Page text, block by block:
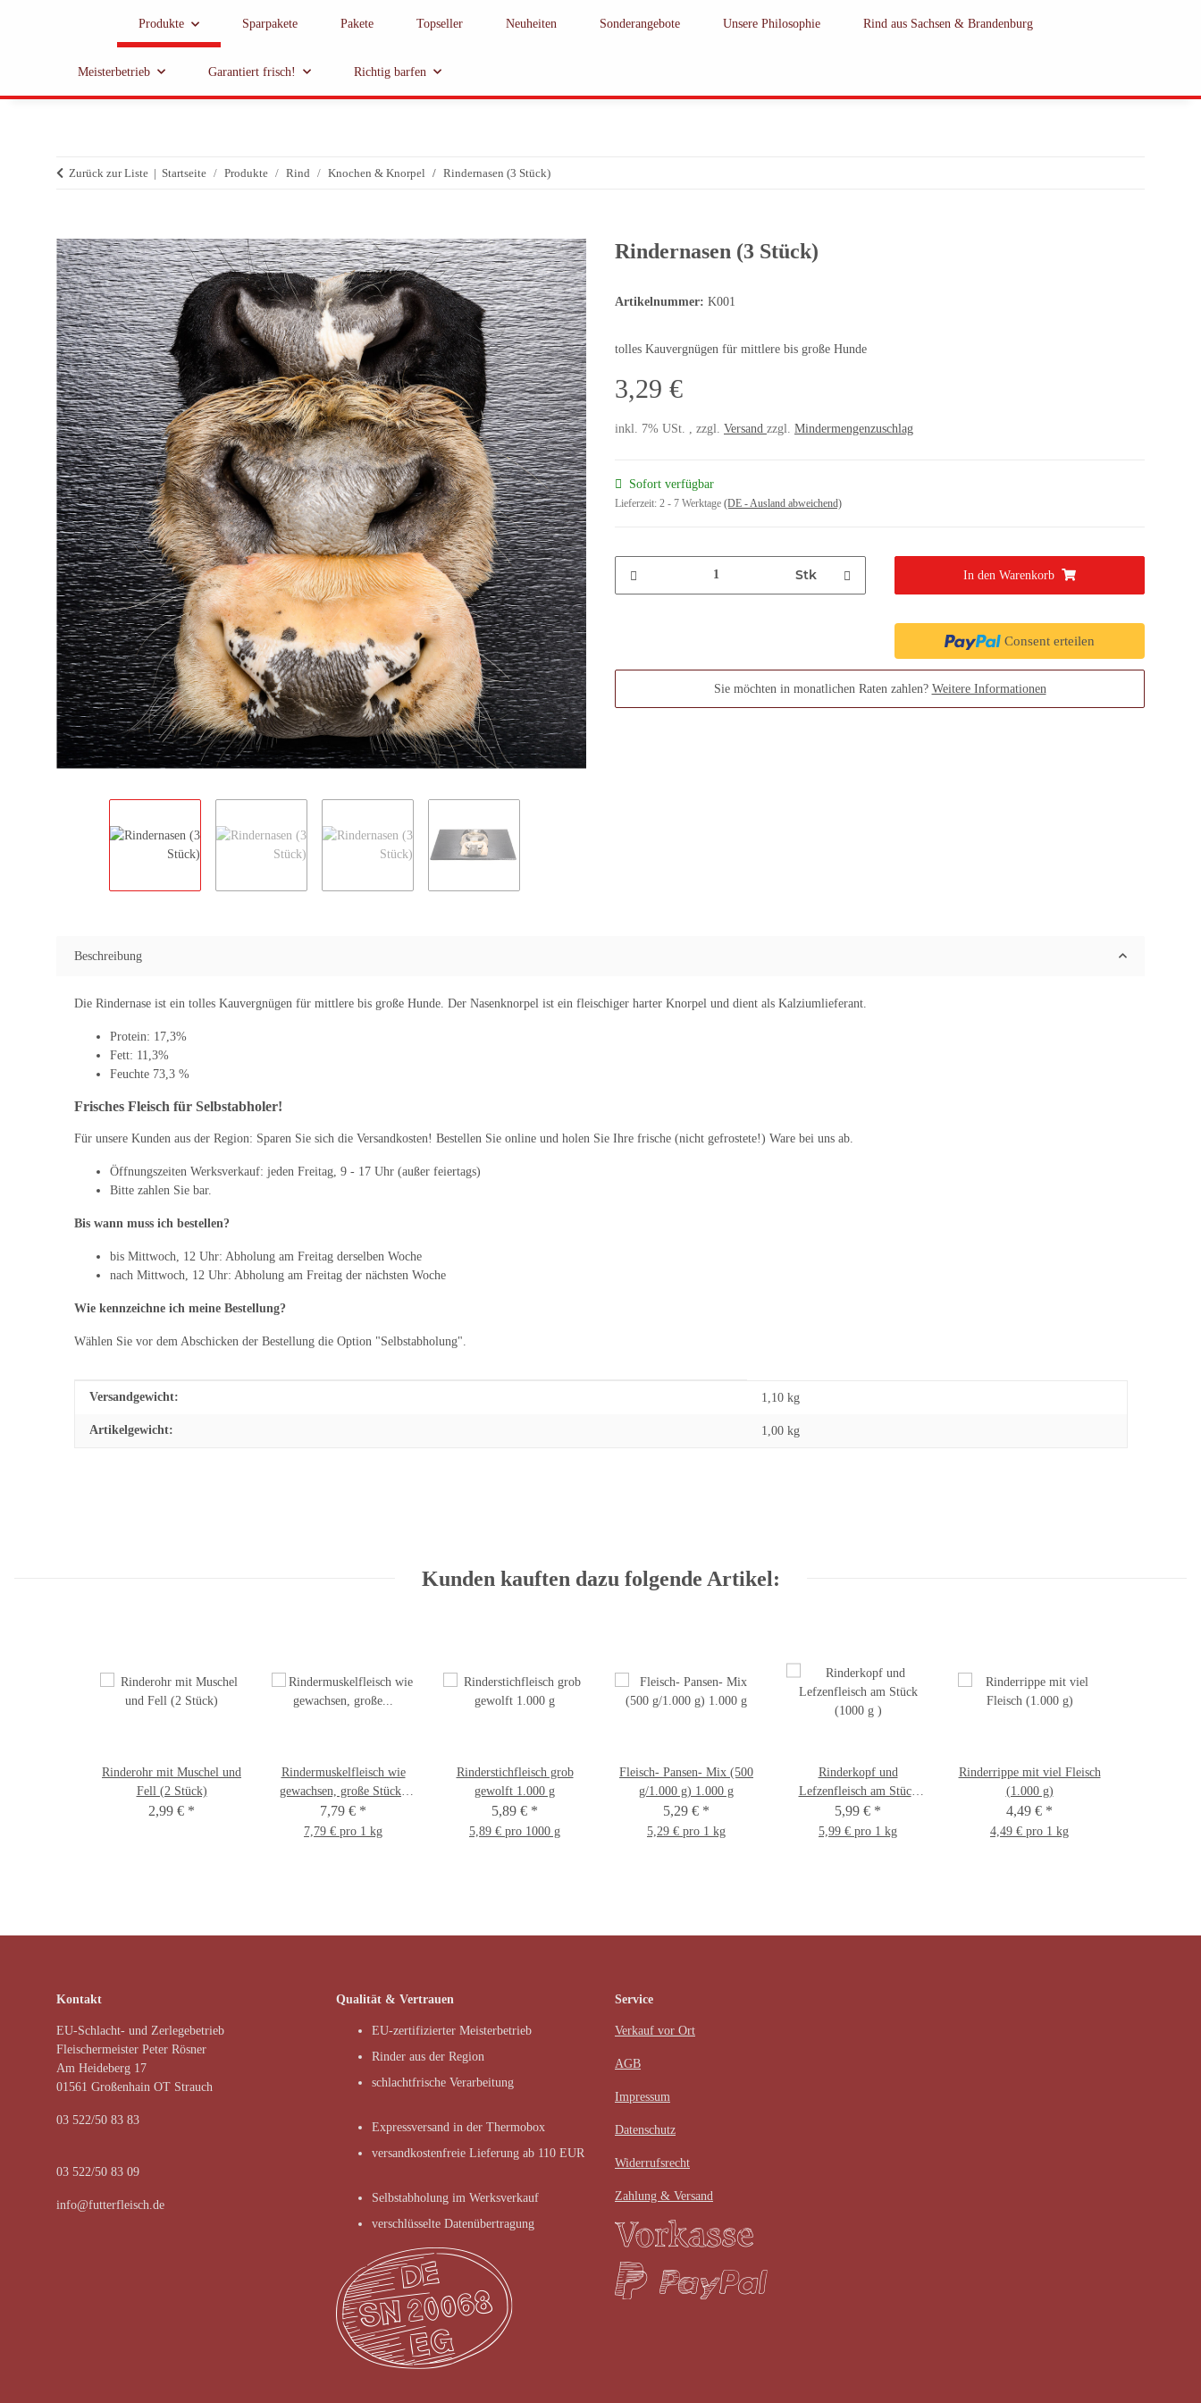
Produkte Sparpakete Pakete Topseller Neuheiten Sonderangebote Unsere Philosophie Rind aus Sachsen & Brandenburg
Meisterbetrieb Garantiert frisch! Richtig barfen
Zurück zur Liste Startseite Produkte Rind Knochen & Knorpel Rindernasen (3 Stück)
Rindernasen (3 Stück)
Artikelnummer: K001
tolles Kauvergnügen für mittlere bis große Hunde
3,29 €
inkl. 7% USt. , zzgl. Versand zzgl. Mindermengenzuschlag
Sofort verfügbar
Lieferzeit: 2 - 7 Werktage (DE - Ausland abweichend)
Stk In den Warenkorb
Consent erteilen
Sie möchten in monatlichen Raten zahlen? Weitere Informationen
Beschreibung
Die Rindernase ist ein tolles Kauvergnügen für mittlere bis große Hunde. Der Nasenknorpel ist ein fleischiger harter Knorpel und dient als Kalziumlieferant.
Protein: 17,3%
Fett: 11,3%
Feuchte 73,3 %
Frisches Fleisch für Selbstabholer!
Für unsere Kunden aus der Region: Sparen Sie sich die Versandkosten! Bestellen Sie online und holen Sie Ihre frische (nicht gefrostete!) Ware bei uns ab.
Öffnungszeiten Werksverkauf: jeden Freitag, 9 - 17 Uhr (außer feiertags)
Bitte zahlen Sie bar.
Bis wann muss ich bestellen?
bis Mittwoch, 12 Uhr: Abholung am Freitag derselben Woche
nach Mittwoch, 12 Uhr: Abholung am Freitag der nächsten Woche
Wie kennzeichne ich meine Bestellung?
Wählen Sie vor dem Abschicken der Bestellung die Option "Selbstabholung".
Produkteigenschaft
Wert
Versandgewicht: 1,10 kg
Artikelgewicht: 1,00 kg
Kunden kauften dazu folgende Artikel:
Rinderohr mit Muschel und
Fell (2 Stück)
2,99 € *
Rindermuskelfleisch wie
gewachsen, große Stücke
(500 g/ 1.000 g) 1.000 g
7,79 € *
7,79 € pro 1 kg
Rinderstichfleisch grob
gewolft 1.000 g
5,89 € *
5,89 € pro 1000 g
Fleisch- Pansen- Mix (500
g/1.000 g) 1.000 g
5,29 € *
5,29 € pro 1 kg
Rinderkopf und
Lefzenfleisch am Stück
(1000 g )
5,99 € *
5,99 € pro 1 kg
Rinderrippe mit viel Fleisch
(1.000 g)
4,49 € *
4,49 € pro 1 kg
Kontakt
EU-Schlacht- und Zerlegebetrieb
Fleischermeister Peter Rösner
Am Heideberg 17
01561 Großenhain OT Strauch
03 522/50 83 83
03 522/50 83 09
info@futterfleisch.de
Qualität & Vertrauen
EU-zertifizierter Meisterbetrieb
Rinder aus der Region
schlachtfrische Verarbeitung
Expressversand in der Thermobox
versandkostenfreie Lieferung ab 110 EUR
Selbstabholung im Werksverkauf
verschlüsselte Datenübertragung
Service
Verkauf vor Ort
AGB
Impressum
Datenschutz
Widerrufsrecht
Zahlung & Versand